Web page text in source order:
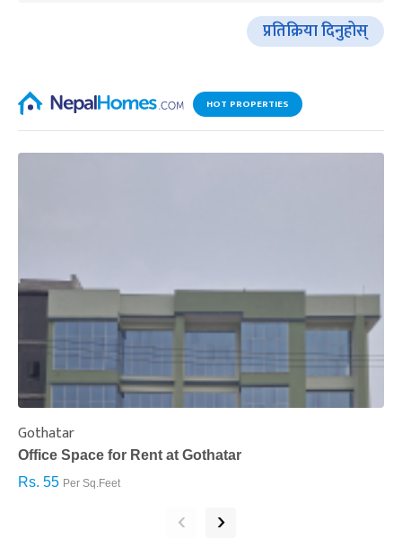
प्रतिक्रिया दिनुहोस्
HOT PROPERTIES
Gothatar
Office Space for Rent at Gothatar
Rs. 55 Per Sq.Feet
‹ ›